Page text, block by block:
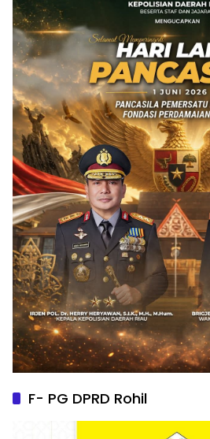
F- PG DPRD Rohil